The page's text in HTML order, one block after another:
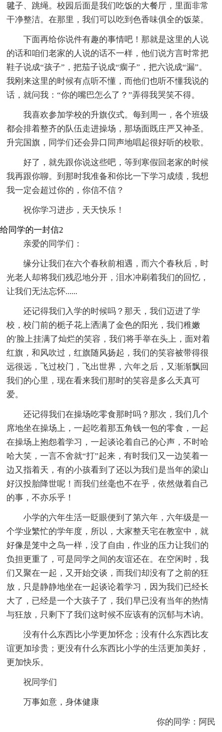
毽子、跳绳。校园后面是我们吃饭的大餐厅，里面非常
干净整洁。在那里，我们可以吃到色香味俱全的饭菜。
下面再给你说件有趣的事情吧！那就是这里的人说
的话和咱们老家的人说的话不一样，他们说方言时常把
鞋子说成“孩子”，把茄子说成“瘸子”，把六说成“漏”。
我刚来这里的时候有点听不懂，而他们也听不懂我说的
话，就问我：“你的嘴巴怎么了？”弄得我哭笑不得。
我喜欢参加学校的升旗仪式。每到周一，各个班级
都会排着整齐的队伍走进操场，那场面既庄严又神圣。
升完国旗，同学们还会异口同声地唱起很好听的校歌。
好了，就先跟你说这些吧，等到寒假回老家的时候
我再跟你聊。到那时我准备和你比一下学习成绩，我想
我一定会超过你的，你信不信？
祝你学习进步，天天快乐！
给同学的一封信2
亲爱的同学们：
缘分让我们在六个春秋前相遇，而六个春秋后，时
光老人却将我们残忍地分开，泪水冲刷着我们的回忆，
让我们无法忘怀......
还记得我们入学的时候吗？那天，我们迈进了学
校，校门前的栀子花上洒满了金色的阳光，我们稚嫩
的'脸上挂满了灿烂的笑容，我们将手举在头上，面对着
红旗，和风吹过，红旗随风扬起，我们的笑容被带得很
远很远，飞过校门，飞出世界，六年之后，又渐渐飘回
我们的心里，现在看来我们那时的笑容是多么天真可
爱。
还记得我们在操场吃零食那时吗？那次，我们几个
席地坐在操场上，一起吃着那五角钱一包的零食，一起
在操场上抱怨着学习，一起谈论着自己的心声，不时哈
哈大笑，一言不舍就“打”起来，有时我们又一边笑着一
边又指着天，有的小孩看到了还以为我们是当年的梁山
好汉投胎降世呢！而我们丝毫也不在乎，依然做着自己
的事，不亦乐乎！
小学的六年生活一眨眼便到了第六年，六年级是一
个学业繁忙的学年度，所以，大家整天宅在教室中，就
好像是笼中之鸟一样，没了自由，作业的压力让我们的
负担更重了，可是同学之间的友谊还在。在空闲时，我
们又聚在一起，又开始交谈，而我们却没有了之前的狂
放，只是静静地坐在一起谈论着学习，因为我们已经长
大了，已经是一个大孩子了，我们早已没有当年的热情
与狂放，只剩下了我们这时候不应该有的沉郁与木讷。
没有什么东西比小学更加怀念；没有什么东西比友
谊更加珍贵；更没有什么东西比小学的生活更加美好，
更加快乐。
祝同学们
万事如意，身体健康
你的同学：阿民